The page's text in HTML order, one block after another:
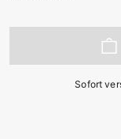
Sofort